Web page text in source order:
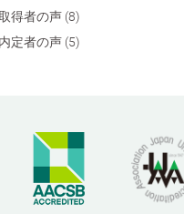
得者の声 (8)
定者の声 (5)